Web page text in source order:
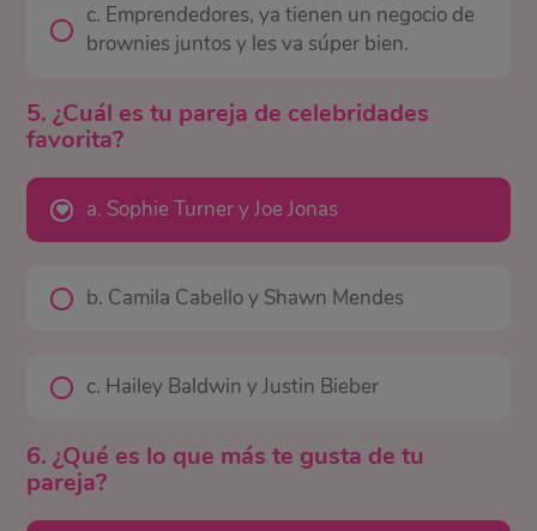
c. Emprendedores, ya tienen un negocio de
brownies juntos y les va súper bien.
5. ¿Cuál es tu pareja de celebridades
favorita?
a. Sophie Turner y Joe Jonas
b. Camila Cabello y Shawn Mendes
c. Hailey Baldwin y Justin Bieber
6. ¿Qué es lo que más te gusta de tu
pareja?